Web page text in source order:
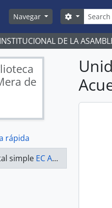
Navegar
Search
DE LA
de
rápida
simple EC AN ABJLM ACUERDOS 01255-A - Acuerdos Legislativos